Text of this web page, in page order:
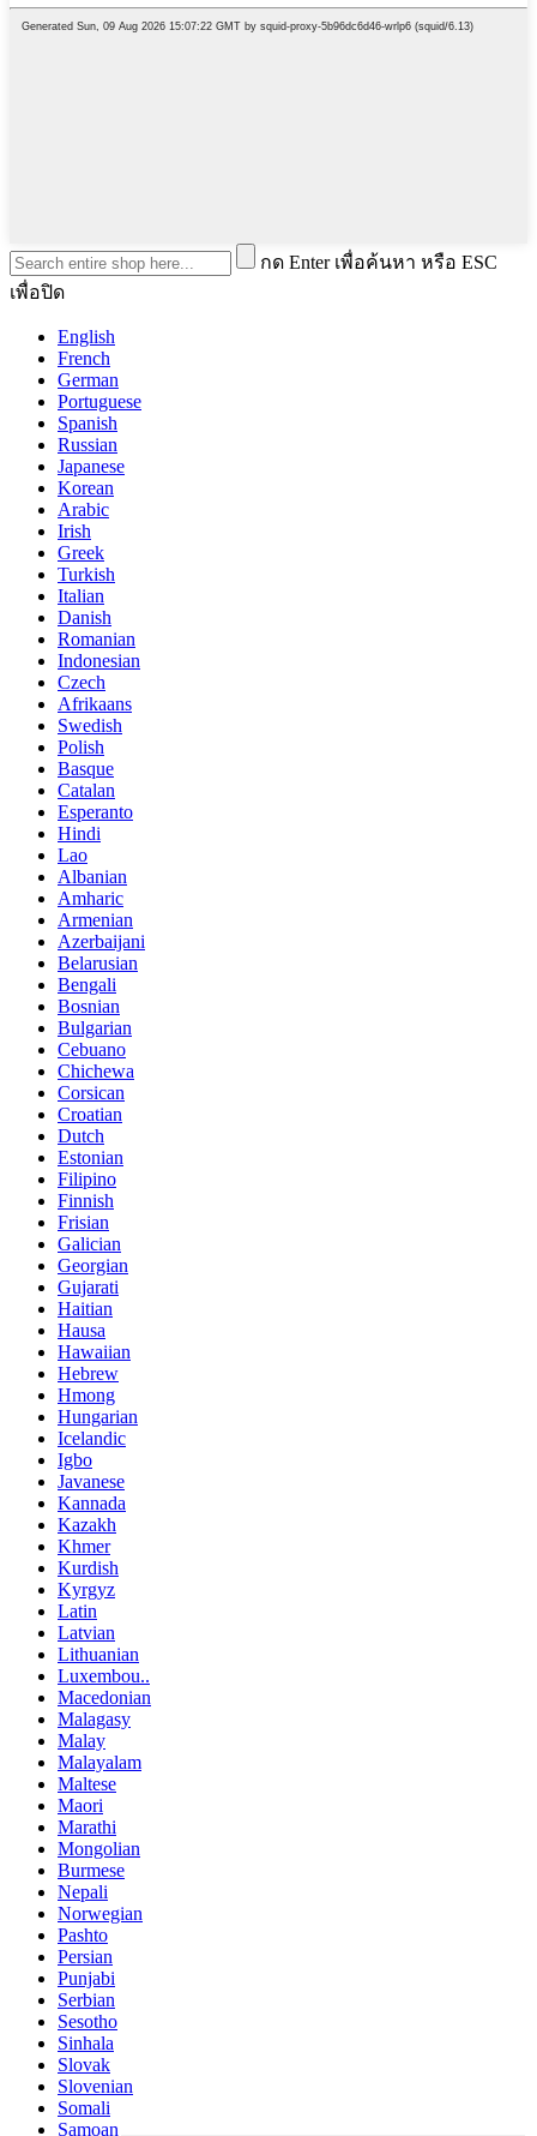
กด Enter เพื่อค้นหา หรือ ESC
เพื่อปิด
English
French
German
Portuguese
Spanish
Russian
Japanese
Korean
Arabic
Irish
Greek
Turkish
Italian
Danish
Romanian
Indonesian
Czech
Afrikaans
Swedish
Polish
Basque
Catalan
Esperanto
Hindi
Lao
Albanian
Amharic
Armenian
Azerbaijani
Belarusian
Bengali
Bosnian
Bulgarian
Cebuano
Chichewa
Corsican
Croatian
Dutch
Estonian
Filipino
Finnish
Frisian
Galician
Georgian
Gujarati
Haitian
Hausa
Hawaiian
Hebrew
Hmong
Hungarian
Icelandic
Igbo
Javanese
Kannada
Kazakh
Khmer
Kurdish
Kyrgyz
Latin
Latvian
Lithuanian
Luxembou..
Macedonian
Malagasy
Malay
Malayalam
Maltese
Maori
Marathi
Mongolian
Burmese
Nepali
Norwegian
Pashto
Persian
Punjabi
Serbian
Sesotho
Sinhala
Slovak
Slovenian
Somali
Samoan